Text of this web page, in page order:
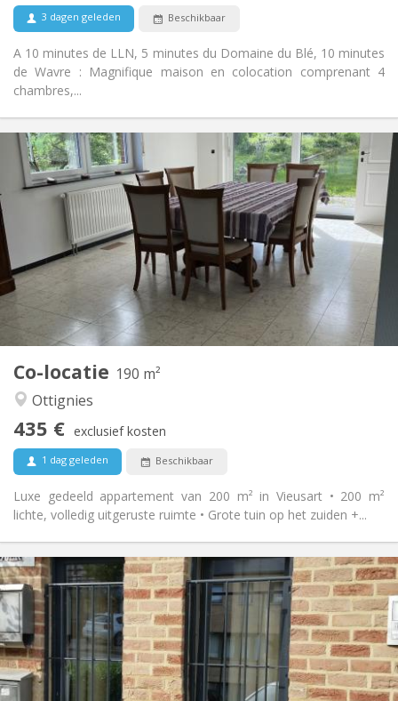
3 dagen geleden Beschikbaar
A 10 minutes de LLN, 5 minutes du Domaine du Blé, 10 minutes
de Wavre : Magnifique maison en colocation comprenant 4
chambres,...
Co-locatie 190 m²
Ottignies
435 € exclusief kosten
1 dag geleden Beschikbaar
Luxe gedeeld appartement van 200 m² in Vieusart • 200 m²
lichte, volledig uitgeruste ruimte • Grote tuin op het zuiden +...
Praktische Informatie
Huur:
435 €
Kosten:
160 €
Duur:
12 maanden, 11 maanden
Domiciliëring:
Toegelaten
Inrichting
Badkamer:
Gemeenschappelijk
Keuken:
Gemeenschappelijk
Oppervlakte:
190 m
2
Private kamers:
1
Praktische Informatie
Huur:
990 € (495 €/pers.)
Kosten:
260 € (130 €/pers.)
Duur:
12 maanden, 5-6 maanden
Domiciliëring:
Nee
Inrichting